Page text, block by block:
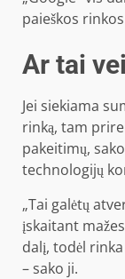
paieškos
Ar tai
Jei siekiama
rinką, tam
pakeitimų,
technologijų
„Tai galėtų
įskaitant
dalį, todėl
– sako ji.